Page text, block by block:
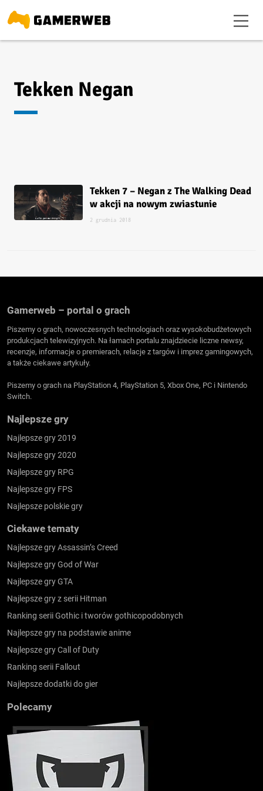
Tekken Negan
Tekken 7 – Negan z The Walking Dead
w akcji na nowym zwiastunie
2 grudnia 2018
Gamerweb – portal o grach
Piszemy o grach, nowoczesnych technologiach oraz wysokobudżetowych
produkcjach telewizyjnych. Na łamach portalu znajdziecie liczne newsy,
recenzje, informacje o premierach, relacje z targów i imprez gamingowych,
a także ciekawe artykuły.
Piszemy o grach na PlayStation 4, PlayStation 5, Xbox One, PC i Nintendo
Switch.
Najlepsze gry
Najlepsze gry 2019
Najlepsze gry 2020
Najlepsze gry RPG
Najlepsze gry FPS
Najlepsze polskie gry
Ciekawe tematy
Najlepsze gry Assassin’s Creed
Najlepsze gry God of War
Najlepsze gry GTA
Najlepsze gry z serii Hitman
Ranking serii Gothic i tworów gothicopodobnych
Najlepsze gry na podstawie anime
Najlepsze gry Call of Duty
Ranking serii Fallout
Najlepsze dodatki do gier
Polecamy